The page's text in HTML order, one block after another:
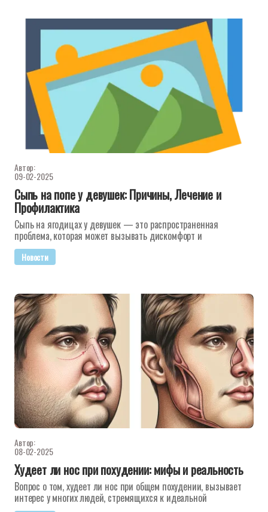
Автор:
09-02-2025
Сыпь на попе у девушек: Причины, Лечение и
Профилактика
Сыпь на ягодицах у девушек — это распространенная
проблема, которая может вызывать дискомфорт и
Новости
Автор:
08-02-2025
Худеет ли нос при похудении: мифы и реальность
Вопрос о том, худеет ли нос при общем похудении, вызывает
интерес у многих людей, стремящихся к идеальной